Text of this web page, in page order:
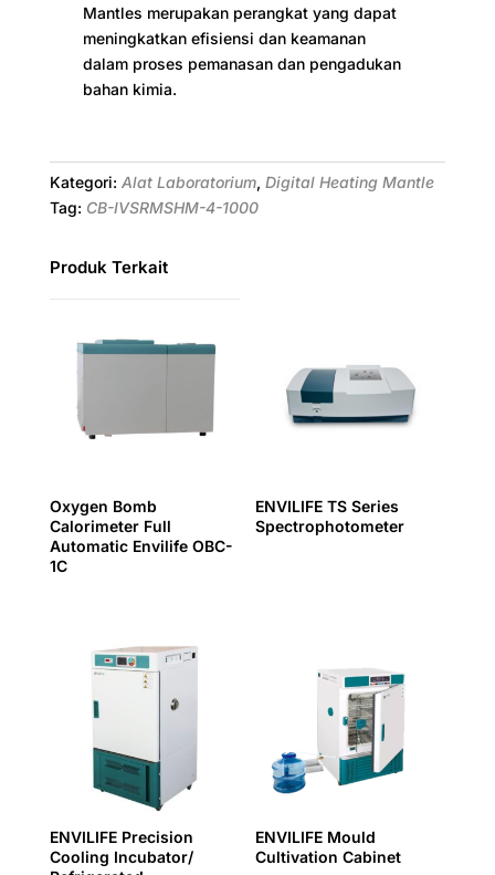
Mantles merupakan perangkat yang dapat
meningkatkan efisiensi dan keamanan
dalam proses pemanasan dan pengadukan
bahan kimia.
Kategori: Alat Laboratorium, Digital Heating Mantle
Tag: CB-IVSRMSHM-4-1000
Produk Terkait
Oxygen Bomb
Calorimeter Full
Automatic Envilife OBC-
1C
ENVILIFE TS Series
Spectrophotometer
ENVILIFE Precision
Cooling Incubator/
ENVILIFE Mould
Cultivation Cabinet